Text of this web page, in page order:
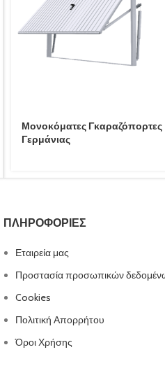
Μονοκόματες Γκαραζόπορτες
Γερμάνιας
ΠΛΗΡΟΦΟΡΙΕΣ
Εταιρεία μας
Προστασία προσωπικών
Cookies
Πολιτική Απορρήτου
Όροι Χρήσης